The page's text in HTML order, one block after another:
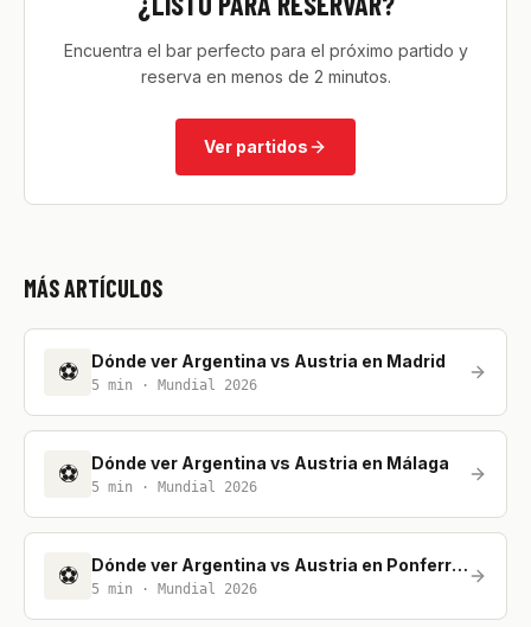
Encuentra el bar perfecto para el próximo partido y
reserva en menos de 2 minutos.
Ver partidos
MÁS ARTÍCULOS
⚽ Dónde ver Argentina vs Austria en Madrid
5 min · Mundial 2026
⚽ Dónde ver Argentina vs Austria en Málaga
5 min · Mundial 2026
⚽ Dónde ver Argentina vs Austria en Ponferrada
5 min · Mundial 2026